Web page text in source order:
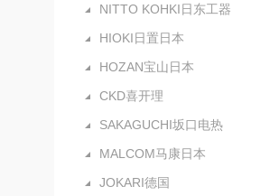
NITTO KOHKI日东工器
HIOKI日置日本
HOZAN宝山日本
CKD喜开理
SAKAGUCHI坂口电热
MALCOM马康日本
JOKARI德国